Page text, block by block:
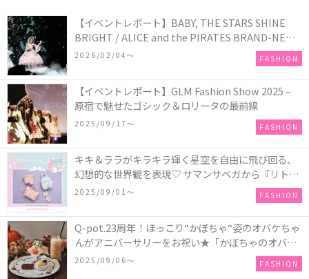
【イベントレポート】BABY, THE STARS SHINE
BRIGHT / ALICE and the PIRATES BRAND-NEW
COLLECTION in TOKYO
2026/02/04〜 FASHION
【イベントレポート】GLM Fashion Show 2025 –
原宿で魅せたゴシック＆ロリータの最前線
2025/09/17〜 FASHION
キキ＆ララがキラキラ輝く星空を自由に飛び回る、
幻想的な世界観を表現♡ サマンサベガから『リトル
ツインスターズ』50周年アニバーサリーイヤー』を
2025/09/01〜 FASHION
Q-pot.23周年！ほっこり“かぼちゃ“姿のオバケちゃ
んがアニバーサリーをお祝い★「かぼちゃのオバケ
ーキアクセサリー」が新発売！Q-pot CAFE.では
「かぼちゃのオバケーキプレート」も登場
2025/09/06〜 FASHION